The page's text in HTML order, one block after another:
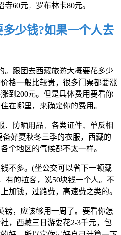
60元，罗布林卡80元。
少钱?如果一个人去
。跟团去西藏旅游大概要花多少
格一般比较贵，很多门票都要涨
到200元。但是具体费用要看你
在哪里，来确定你的费用。
、防晒用品、各类证件、单反相
好夏秋冬三季的衣服，西藏的
个地区的气候都不太一样。
不多。(坐公交可以省下一顿藏
有的拉客，说50块钱一个人。不
加钱，过路费，高速费之类的。
镑，应该够用一周了。要看你怎
，西藏三日游要花2-3千元，包